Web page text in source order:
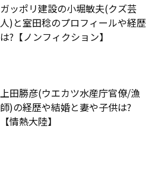
ガッポリ建設の小堀敏夫(クズ芸
人)と室田稔のプロフィールや経歴
は?【ノンフィクション】
上田勝彦(ウエカツ水産庁官僚/漁
師)の経歴や結婚と妻や子供は?
【情熱大陸】